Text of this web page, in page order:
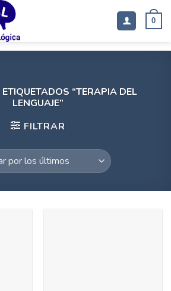
0
“TERAPIA DEL
LENGUAJE”
FILTRAR